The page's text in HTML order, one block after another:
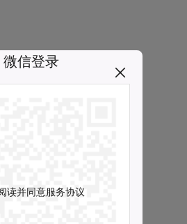
微信登录
读并同意服务协议